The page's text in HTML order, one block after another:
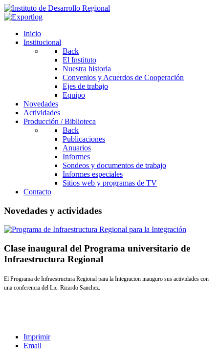
Inicio
Institucional
Back
El Instituto
Nuestra historia
Convenios y Acuerdos de Cooperación
Ejes de trabajo
Equipo
Novedades
Actividades
Producción / Biblioteca
Back
Publicaciones
Anuarios
Informes
Sondeos y documentos de trabajo
Informes especiales
Sitios web y programas de TV
Contacto
Novedades y actividades
Clase inaugural del Programa universitario de
Infraestructura Regional
El Programa de Infraestructura Regional para la Integracion inauguro sus actividades con
una conferencia del Lic. Ricardo Sanchez.
Imprimir
Email